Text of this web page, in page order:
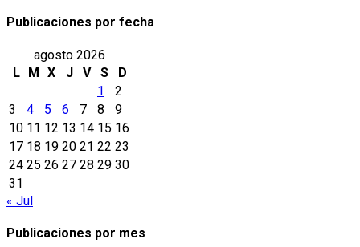
Publicaciones por fecha
agosto 2026
L
M X J V S
D
1
2
3
4 5 6 7 8
9
10 11 12 13 14 15 16
17 18 19 20 21 22 23
24 25 26 27 28 29 30
31
« Jul
Publicaciones por mes